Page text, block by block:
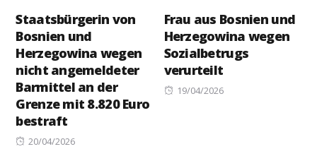
Staatsbürgerin von
Bosnien und
Herzegowina wegen
nicht angemeldeter
Barmittel an der
Grenze mit 8.820 Euro
bestraft
Posted
20/04/2026
Frau aus Bosnien und
Herzegowina wegen
Sozialbetrugs
verurteilt
Posted
19/04/2026